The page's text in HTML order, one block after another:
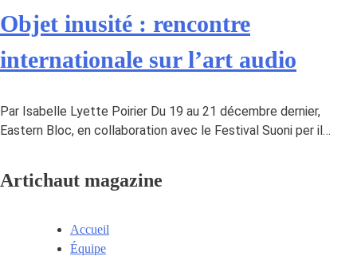
Objet inusité : rencontre
internationale sur l’art audio
Par Isabelle Lyette Poirier Du 19 au 21 décembre dernier,
Eastern Bloc, en collaboration avec le Festival Suoni per il…
Artichaut magazine
Accueil
Équipe